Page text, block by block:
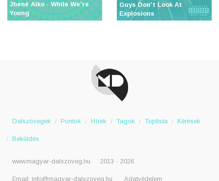
Jhené Aiko - While We're
Young
Guys Don't Look At
Explosions
Dalszövegek Pontok Hírek Tagok Toplista Kérések
Beküldés
www.magyar-dalszoveg.hu 2013 - 2026
Email: info@magyar-dalszoveg.hu Adatvédelem